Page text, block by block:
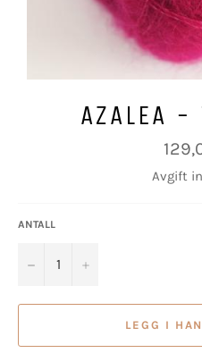
AZALEA
Vanlig
pris
Avgift
ANTALL
− +
LEGG I